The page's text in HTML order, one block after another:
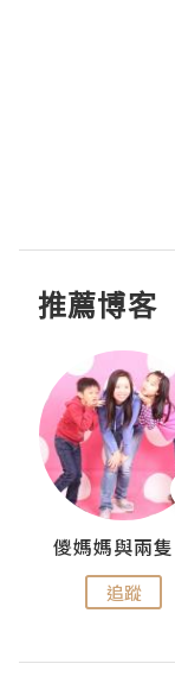
推薦博客
追蹤